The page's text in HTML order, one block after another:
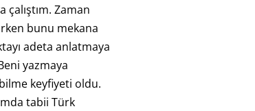
çalıştım. Zaman
bunu mekana
adeta anlatmaya
yazmaya
keyfiyeti oldu.
tabii Türk